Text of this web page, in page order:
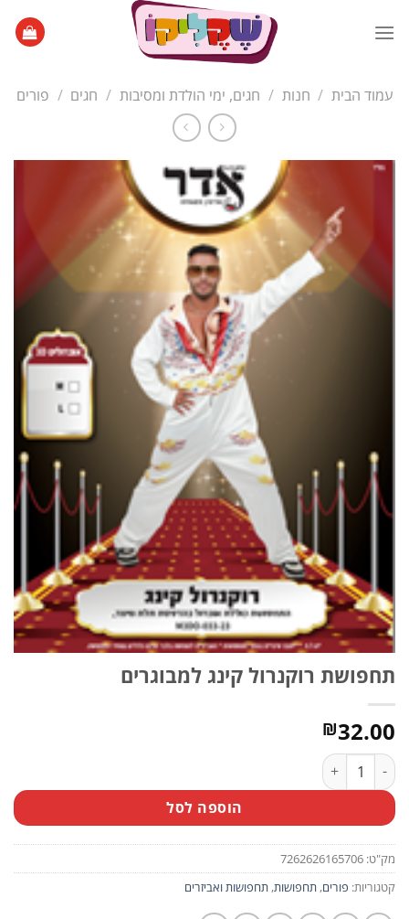
עמוד הבית / חנות / חגים, ימי הולדת ומסיבות / חגים / פורים
תחפושת רוקנרול קינג למבוגרים
₪32.00
כמות של תחפושת רוקנרול קינג למבוגרים
הוספה לסל
מק"ט: 7262626165706
קטגוריות: פורים, תחפושות, תחפושות ואביזרים